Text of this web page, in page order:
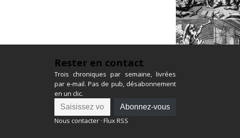
Rester en contact
Trois chroniques par semaine, livrées
par e-mail. Pas de pub, désabonnement
en un clic.
Abonnez-vous
Nous contacter ·Flux RSS